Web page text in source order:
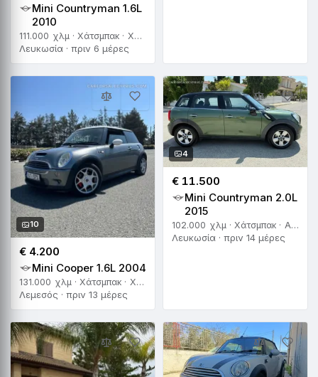
Mini Countryman 1.6L
2010
111.000 χλμ · Χάτσμπακ · Χειροκίνητο
Λευκωσία · πριν 6 μέρες
10
€ 4.200
Mini Cooper 1.6L 2004
131.000 χλμ · Χάτσμπακ · Χειροκίνητο
Λεμεσός · πριν 13 μέρες
4
€ 11.500
Mini Countryman 2.0L
2015
102.000 χλμ · Χάτσμπακ · Αυτόματο
Λευκωσία · πριν 14 μέρες